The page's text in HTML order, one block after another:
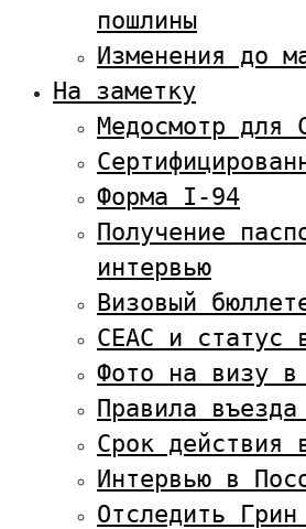
пошлины
Изменения до
На заметку
Медосмотр для
Форма I-94
Получение
интервью
Визовый
CEAC и статус
Фото на визу в
Правила
Срок действия
Интервью в
Отследить